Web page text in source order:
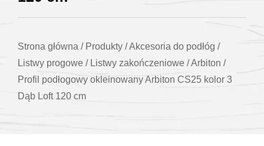
Strona główna / Produkty /Akcesoria do podłóg /
Listwy progowe / Listwy zakończeniowe /Arbiton /
Profil podłogowy okleinowany Arbiton CS25 kolor 3
Dąb Loft 120 cm